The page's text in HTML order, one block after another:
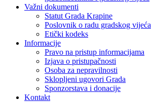
Važni dokumenti
Statut Grada Krapine
Poslovnik o radu gradskog vijeća
Etički kodeks
Informacije
Pravo na pristup informacijama
Izjava o pristupačnosti
Osoba za nepravilnosti
Sklopljeni ugovori Grada
Sponzorstava i donacije
Kontakt